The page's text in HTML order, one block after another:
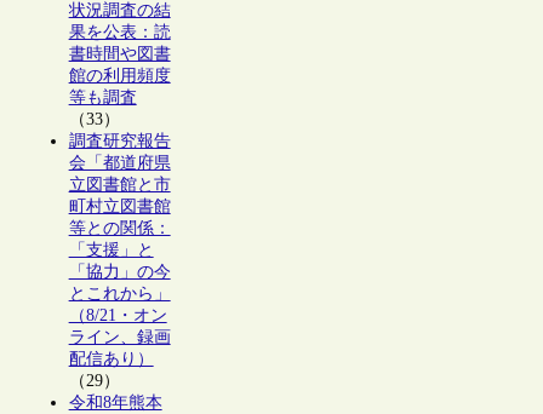
状況調査の結
果を公表：読
書時間や図書
館の利用頻度
等も調査
（33）
調査研究報告
会「都道府県
立図書館と市
町村立図書館
等との関係：
「支援」と
「協力」の今
とこれから」
（8/21・オン
ライン、録画
配信あり）
（29）
令和8年熊本